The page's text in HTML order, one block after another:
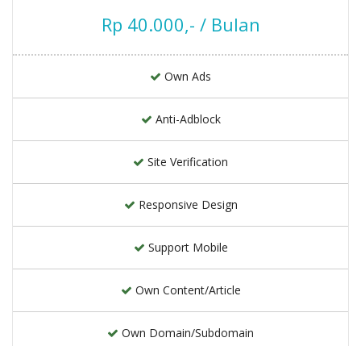
Rp 40.000,- / Bulan
Own Ads
Anti-Adblock
Site Verification
Responsive Design
Support Mobile
Own Content/Article
Own Domain/Subdomain